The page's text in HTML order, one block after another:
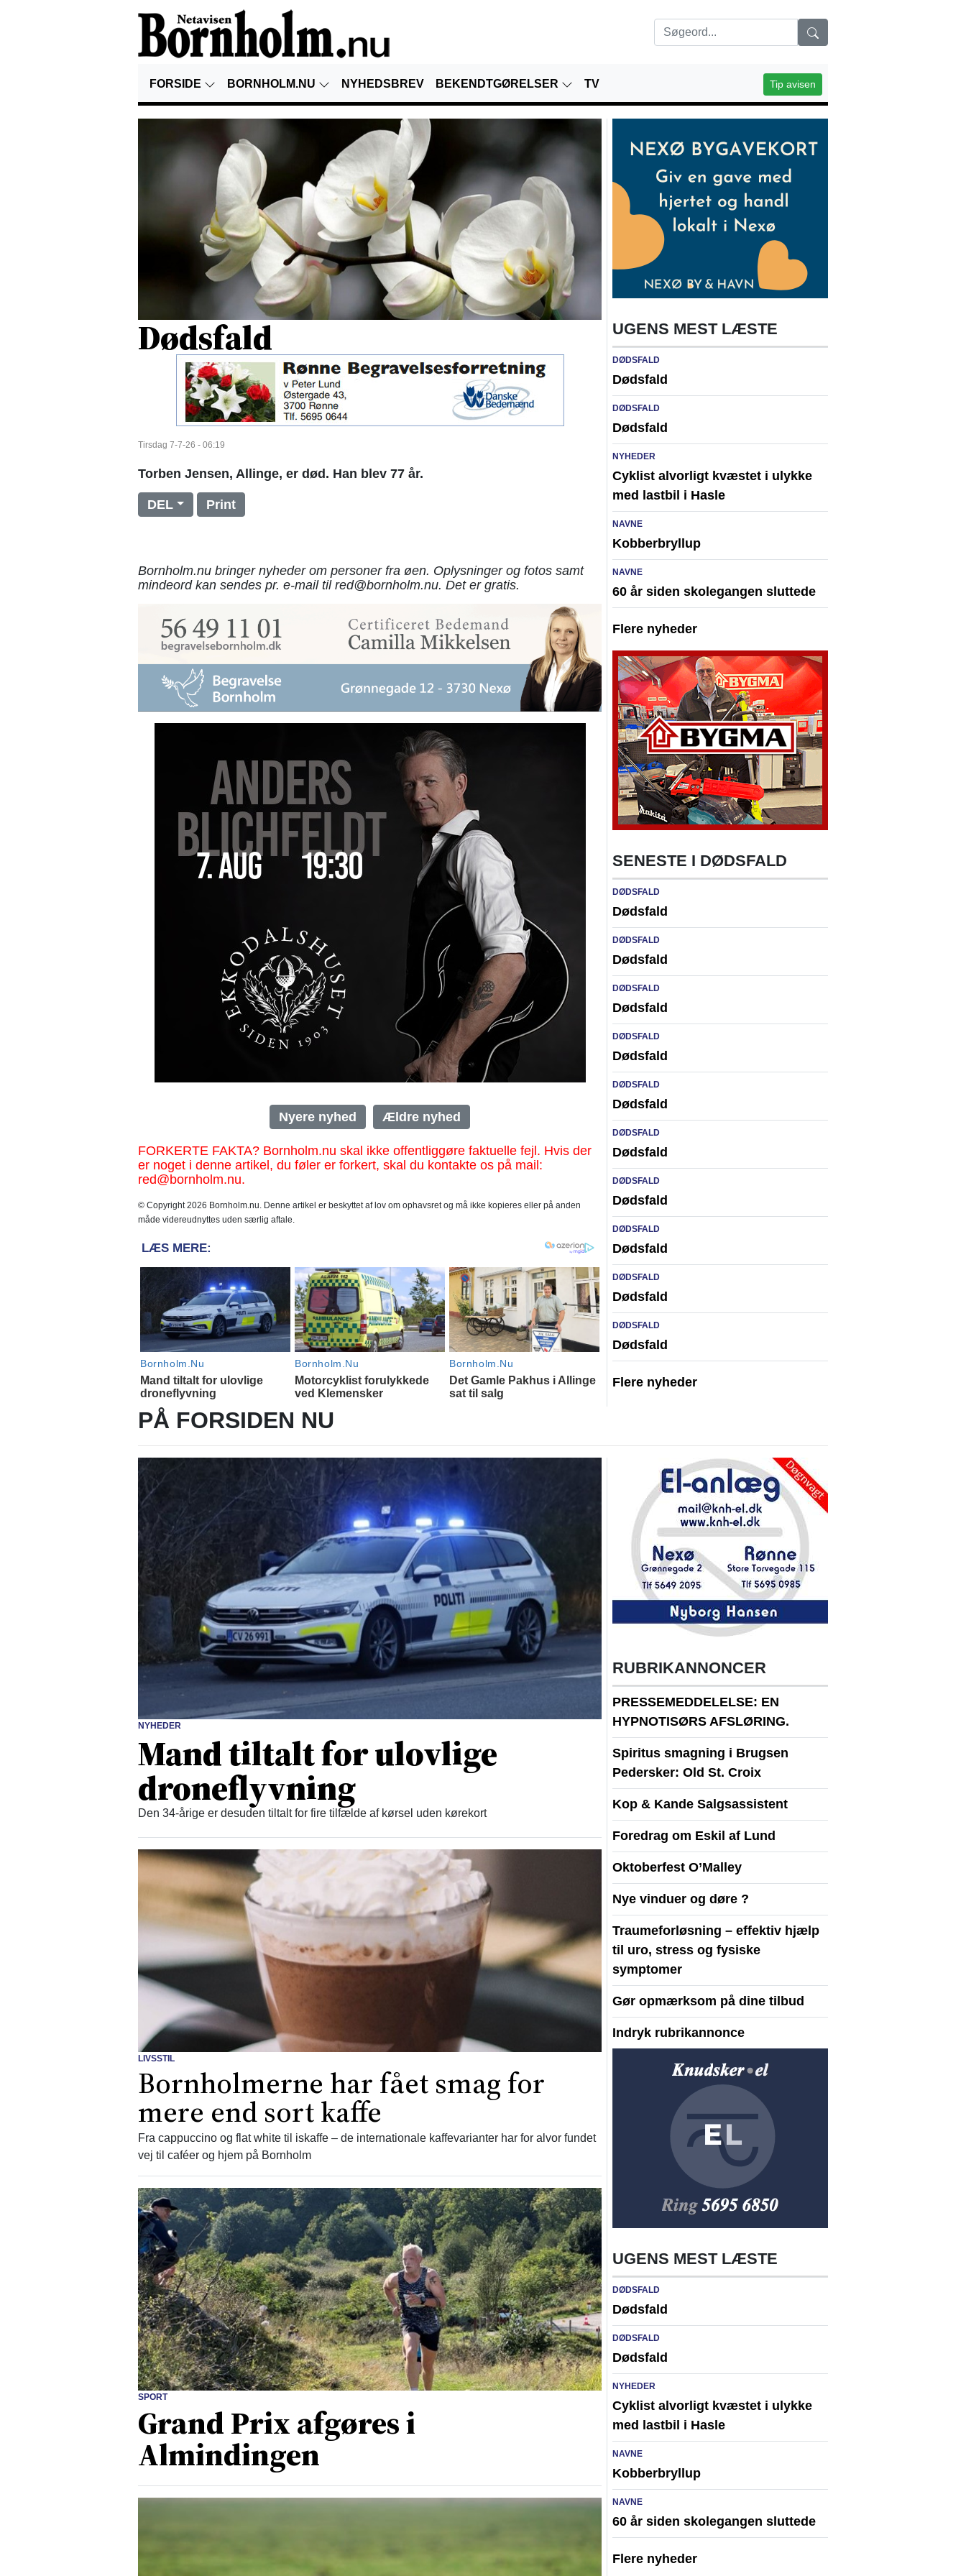
FORSIDE BORNHOLM.NU NYHEDSBREV BEKENDTGØRELSER TV Tip avisen
Dødsfald
Tirsdag 7-7-26 - 06:19
Torben Jensen, Allinge, er død. Han blev 77 år.
DEL Print
Bornholm.nu bringer nyheder om personer fra øen. Oplysninger og fotos samt
mindeord kan sendes pr. e-mail til red@bornholm.nu. Det er gratis.
Nyere nyhed Ældre nyhed
FORKERTE FAKTA? Bornholm.nu skal ikke offentliggøre faktuelle fejl. Hvis der
er noget i denne artikel, du føler er forkert, skal du kontakte os på mail:
red@bornholm.nu.
© Copyright 2026 Bornholm.nu. Denne artikel er beskyttet af lov om ophavsret og må ikke kopieres eller på anden
måde videreudnyttes uden særlig aftale.
UGENS MEST LÆSTE
DØDSFALD
Dødsfald
DØDSFALD
Dødsfald
NYHEDER
Cyklist alvorligt kvæstet i ulykke
med lastbil i Hasle
NAVNE
Kobberbryllup
NAVNE
60 år siden skolegangen sluttede
Flere nyheder
SENESTE I DØDSFALD
DØDSFALD
Dødsfald
DØDSFALD
Dødsfald
DØDSFALD
Dødsfald
DØDSFALD
Dødsfald
DØDSFALD
Dødsfald
DØDSFALD
Dødsfald
DØDSFALD
Dødsfald
DØDSFALD
Dødsfald
DØDSFALD
Dødsfald
DØDSFALD
Dødsfald
Flere nyheder
PÅ FORSIDEN NU
NYHEDER
Mand tiltalt for ulovlige
droneflyvning
Den 34-årige er desuden tiltalt for fire tilfælde af kørsel uden kørekort
LIVSSTIL
Bornholmerne har fået smag for
mere end sort kaffe
Fra cappuccino og flat white til iskaffe – de internationale kaffevarianter har for alvor fundet
vej til caféer og hjem på Bornholm
SPORT
Grand Prix afgøres i
Almindingen
RUBRIKANNONCER
PRESSEMEDDELELSE: EN
HYPNOTISØRS AFSLØRING.
Spiritus smagning i Brugsen
Pedersker: Old St. Croix
Kop & Kande Salgsassistent
Foredrag om Eskil af Lund
Oktoberfest O’Malley
Nye vinduer og døre ?
Traumeforløsning – effektiv hjælp
til uro, stress og fysiske
symptomer
Gør opmærksom på dine tilbud
Indryk rubrikannonce
UGENS MEST LÆSTE
DØDSFALD
Dødsfald
DØDSFALD
Dødsfald
NYHEDER
Cyklist alvorligt kvæstet i ulykke
med lastbil i Hasle
NAVNE
Kobberbryllup
NAVNE
60 år siden skolegangen sluttede
Flere nyheder